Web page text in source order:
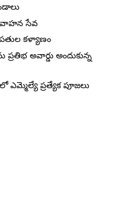
వాహన సేవ
కళ్యాణం
అవార్డు అందుకున్న
ప్రత్యేక పూజలు